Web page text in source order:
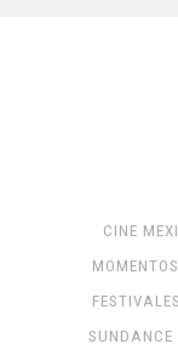
CINE
FESTIVALES
SUNDANCE